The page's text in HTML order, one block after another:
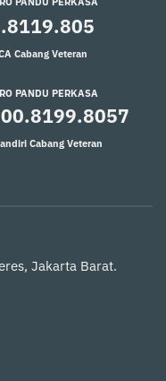
Cabang Veteran
PANDU PERKASA
Cabang Veteran
Jakarta Barat.